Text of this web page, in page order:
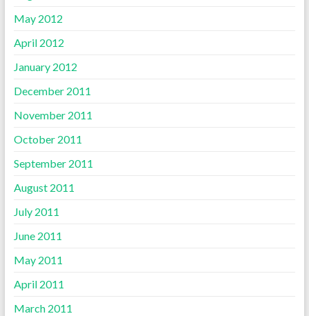
May 2012
April 2012
January 2012
December 2011
November 2011
October 2011
September 2011
August 2011
July 2011
June 2011
May 2011
April 2011
March 2011